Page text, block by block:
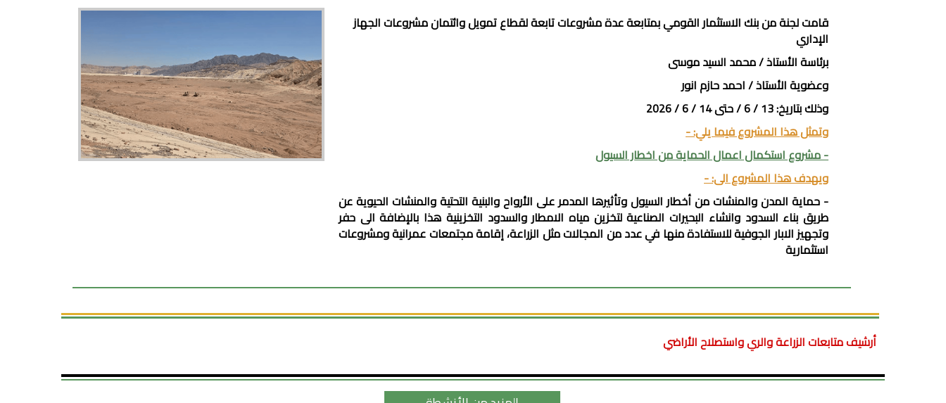
قامت لجنة من بنك الاستثمار القومي بمتابعة عدة مشروعات تابعة لقطاع تمويل وائتمان مشروعات الجهاز
الإداري
برئاسة الأستاذ / محمد السيد موسى
وعضوية الأستاذ / احمد حازم انور
وذلك بتاريخ: 13 / 6 / حتى 14 / 6 / 2026
وتمثل هذا المشروع فيما يلي: -
- مشروع استكمال اعمال الحماية من اخطار السيول
ويهدف هذا المشروع الى: -
- حماية المدن والمنشات من أخطار السيول وتأثيرها المدمر على الأرواح والبنية التحتية والمنشات الحيوية عن
طريق بناء السدود وانشاء البحيرات الصناعية لتخزين مياه الامطار والسدود التخزينية هذا بالإضافة الى حفر
وتجهيز الابار الجوفية للاستفادة منها في عدد من المجالات مثل الزراعة، إقامة مجتمعات عمرانية ومشروعات
استثمارية
أرشيف متابعات الزراعة والري واستصلاح الأراضي